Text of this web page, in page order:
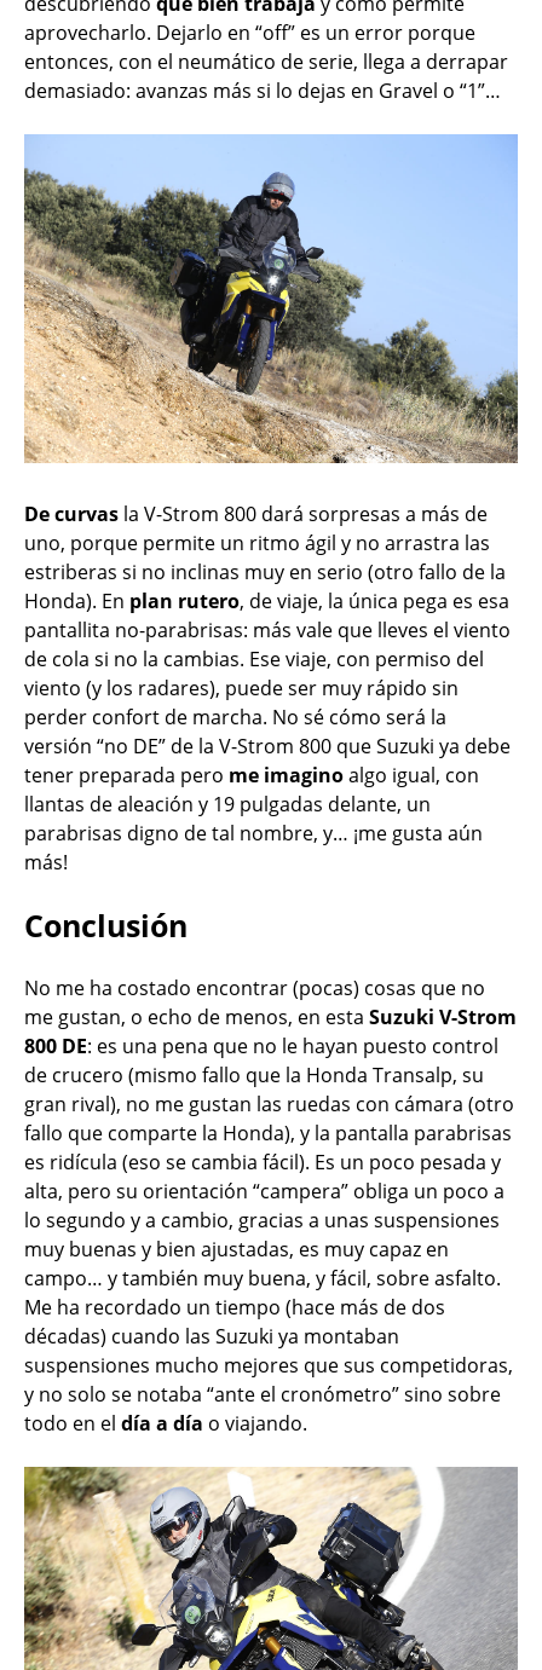
aprovecharlo. Dejarlo en “off” es un error porque
entonces, con el neumático de serie, llega a derrapar
demasiado: avanzas más si lo dejas en Gravel o “1”…
De curvas la V-Strom 800 dará sorpresas a más de
uno, porque permite un ritmo ágil y no arrastra las
estriberas si no inclinas muy en serio (otro fallo de la
Honda). En plan rutero, de viaje, la única pega es esa
pantallita no-parabrisas: más vale que lleves el viento
de cola si no la cambias. Ese viaje, con permiso del
viento (y los radares), puede ser muy rápido sin
perder confort de marcha. No sé cómo será la
versión “no DE” de la V-Strom 800 que Suzuki ya debe
tener preparada pero me imaginoalgo igual, con
llantas de aleación y 19 pulgadas delante, un
parabrisas digno de tal nombre, y… ¡me gusta aún
más!
Conclusión
No me ha costado encontrar (pocas) cosas que no
me gustan, o echo de menos, en esta Suzuki V-Strom
800 DE: es una pena que no le hayan puesto control
de crucero (mismo fallo que la Honda Transalp, su
gran rival), no me gustan las ruedas con cámara (otro
fallo que comparte la Honda), y la pantalla parabrisas
es ridícula (eso se cambia fácil). Es un poco pesada y
alta, pero su orientación “campera” obliga un poco a
lo segundo y a cambio, gracias a unas suspensiones
muy buenas y bien ajustadas, es muy capaz en
campo… y también muy buena, y fácil, sobre asfalto.
Me ha recordado un tiempo (hace más de dos
décadas) cuando las Suzuki ya montaban
suspensiones mucho mejores que sus competidoras,
y no solo se notaba “ante el cronómetro” sino sobre
todo en el día a día o viajando.